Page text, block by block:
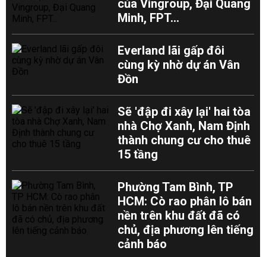
của Vingroup, Đại Quang
Minh, FPT...
Everland lãi gấp đôi
cùng kỳ nhờ dự án Vân
Đồn
Sẽ 'đập đi xây lại' hai tòa
nhà Chợ Xanh, Nam Định
thành chung cư cho thuê
15 tầng
Phường Tam Bình, TP
HCM: Cò rao phân lô bán
nền trên khu đất đã có
chủ, địa phương lên tiếng
cảnh báo